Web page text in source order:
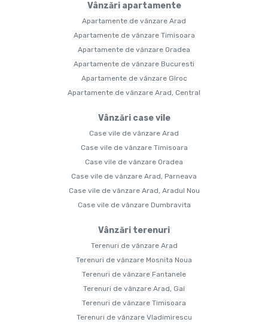
Vânzări apartamente
Apartamente de vânzare Arad
Apartamente de vânzare Timisoara
Apartamente de vânzare Oradea
Apartamente de vânzare Bucuresti
Apartamente de vânzare Giroc
Apartamente de vânzare Arad, Central
Vânzări case vile
Case vile de vânzare Arad
Case vile de vânzare Timisoara
Case vile de vânzare Oradea
Case vile de vânzare Arad, Parneava
Case vile de vânzare Arad, Aradul Nou
Case vile de vânzare Dumbravita
Vânzări terenuri
Terenuri de vânzare Arad
Terenuri de vânzare Mosnita Noua
Terenuri de vânzare Fantanele
Terenuri de vânzare Arad, Gai
Terenuri de vânzare Timisoara
Terenuri de vânzare Vladimirescu